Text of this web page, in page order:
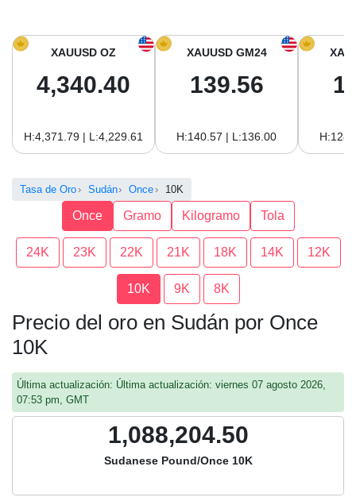
Precio del Oro hoy en América del sur
XAUUSD OZ
4,340.40
H:4,371.79 | L:4,229.61
XAUUSD GM24
139.56
H:140.57 | L:136.00
Tasa de Oro Sudán Once 10K
Once Gramo Kilogramo Tola
24K 23K 22K 21K 18K 14K 12K
10K 9K 8K
Precio del oro en Sudán por Once
10K
Última actualización: Última actualización: viernes 07 agosto 2026,
07:53 pm, GMT
1,088,204.50
Sudanese Pound/Once 10K